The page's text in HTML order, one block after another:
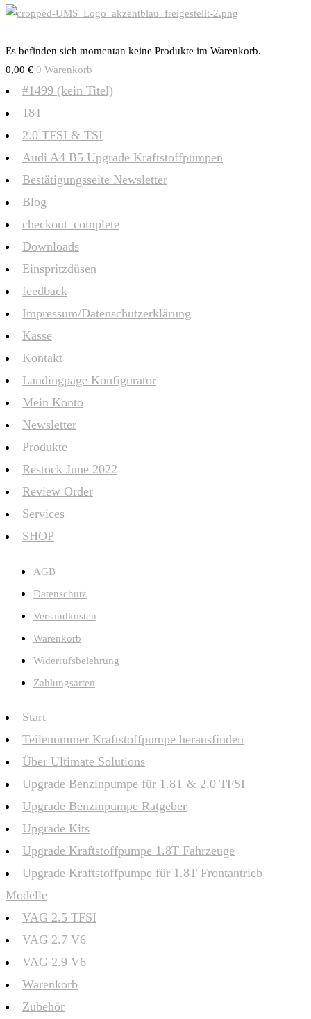
Es befinden sich momentan keine Produkte im Warenkorb.
0,00 € 0 Warenkorb
#1499 (kein Titel)
18T
2.0 TFSI & TSI
Audi A4 B5 Upgrade Kraftstoffpumpen
Bestätigungsseite Newsletter
Blog
checkout_complete
Downloads
Einspritzdüsen
feedback
Impressum/Datenschutzerklärung
Kasse
Kontakt
Landingpage Konfigurator
Mein Konto
Newsletter
Produkte
Restock June 2022
Review Order
Services
SHOP
AGB
Datenschutz
Versandkosten
Warenkorb
Widerrufsbelehrung
Zahlungsarten
Start
Teilenummer Kraftstoffpumpe herausfinden
Über Ultimate Solutions
Upgrade Benzinpumpe für 1.8T & 2.0 TFSI
Upgrade Benzinpumpe Ratgeber
Upgrade Kits
Upgrade Kraftstoffpumpe 1.8T Fahrzeuge
Upgrade Kraftstoffpumpe für 1.8T Frontantrieb
Modelle
VAG 2.5 TFSI
VAG 2.7 V6
VAG 2.9 V6
Warenkorb
Zubehör